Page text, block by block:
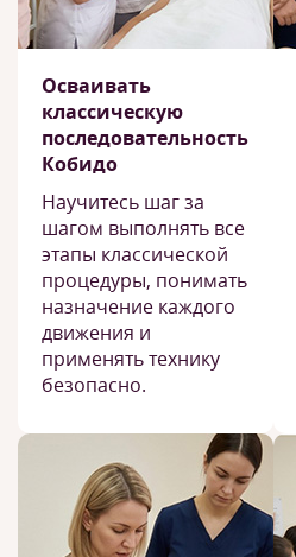
Осваивать
классическую
последовательность
Кобидо
Научитесь шаг за
шагом выполнять все
этапы классической
процедуры, понимать
назначение каждого
движения и
применять технику
безопасно.